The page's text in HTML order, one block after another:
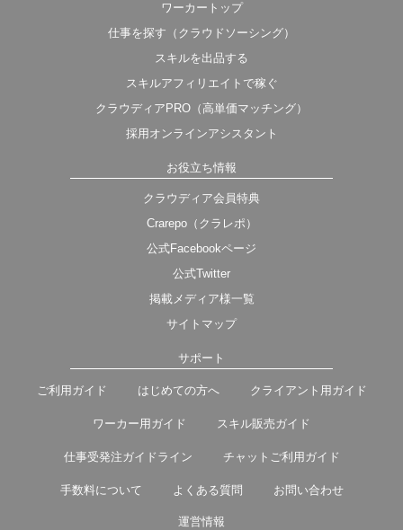
ワーカートップ
仕事を探す（クラウドソーシング）
スキルを出品する
スキルアフィリエイトで稼ぐ
クラウディアPRO（高単価マッチング）
採用オンラインアシスタント
お役立ち情報
クラウディア会員特典
Crarepo（クラレポ）
公式Facebookページ
公式Twitter
掲載メディア様一覧
サイトマップ
サポート
ご利用ガイド はじめての方へ クライアント用ガイド
ワーカー用ガイド スキル販売ガイド
仕事受発注ガイドライン チャットご利用ガイド
手数料について よくある質問 お問い合わせ
運営情報